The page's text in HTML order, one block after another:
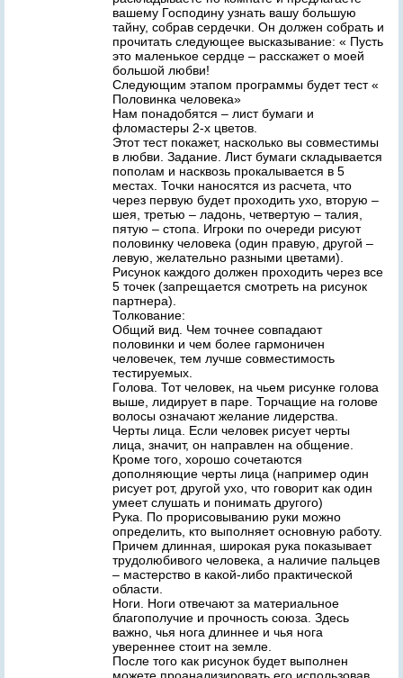
вашему Господину узнать вашу большую
тайну, собрав сердечки. Он должен собрать и
прочитать следующее высказывание: « Пусть
это маленькое сердце – расскажет о моей
большой любви!
Следующим этапом программы будет тест «
Половинка человека»
Нам понадобятся – лист бумаги и
фломастеры 2-х цветов.
Этот тест покажет, насколько вы совместимы
в любви. Задание. Лист бумаги складывается
пополам и насквозь прокалывается в 5
местах. Точки наносятся из расчета, что
через первую будет проходить ухо, вторую –
шея, третью – ладонь, четвертую – талия,
пятую – стопа. Игроки по очереди рисуют
половинку человека (один правую, другой –
левую, желательно разными цветами).
Рисунок каждого должен проходить через все
5 точек (запрещается смотреть на рисунок
партнера).
Толкование:
Общий вид. Чем точнее совпадают
половинки и чем более гармоничен
человечек, тем лучше совместимость
тестируемых.
Голова. Тот человек, на чьем рисунке голова
выше, лидирует в паре. Торчащие на голове
волосы означают желание лидерства.
Черты лица. Если человек рисует черты
лица, значит, он направлен на общение.
Кроме того, хорошо сочетаются
дополняющие черты лица (например один
рисует рот, другой ухо, что говорит как один
умеет слушать и понимать другого)
Рука. По прорисовыванию руки можно
определить, кто выполняет основную работу.
Причем длинная, широкая рука показывает
трудолюбивого человека, а наличие пальцев
– мастерство в какой-либо практической
области.
Ноги. Ноги отвечают за материальное
благополучие и прочность союза. Здесь
важно, чья нога длиннее и чья нога
увереннее стоит на земле.
После того как рисунок будет выполнен